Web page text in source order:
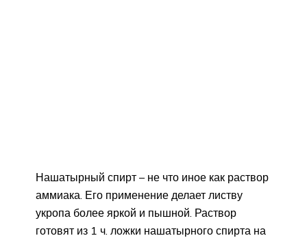
Нашатырный спирт – не что иное как раствор
аммиака. Его применение делает листву
укропа более яркой и пышной. Раствор
готовят из 1 ч. ложки нашатырного спирта на